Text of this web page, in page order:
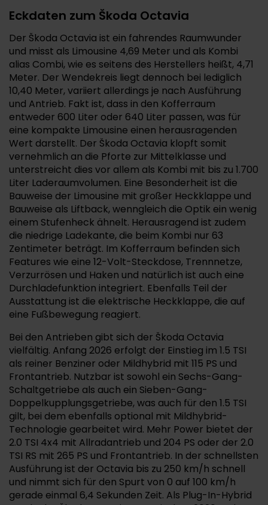
Eckdaten zum Škoda Octavia
Der Škoda Octavia ist ein fahrendes Raumwunder
und misst als Limousine 4,69 Meter und als Kombi
alias Combi, wie es seitens des Herstellers heißt, 4,71
Meter. Der Wendekreis liegt dennoch bei lediglich
10,40 Meter, variiert allerdings je nach Ausführung
und Antrieb. Fakt ist, dass in den Kofferraum
entweder 600 Liter oder 640 Liter passen, was für
eine kompakte Limousine einen herausragenden
Wert darstellt. Der Škoda Octavia klopft somit
vernehmlich an die Pforte zur Mittelklasse und
unterstreicht dies vor allem als Kombi mit bis zu 1.700
Liter Laderaumvolumen. Eine Besonderheit ist die
Bauweise der Limousine mit großer Heckklappe und
Bauweise als Liftback, wenngleich die Optik ein wenig
einem Stufenheck ähnelt. Herausragend ist zudem
die niedrige Ladekante, die beim Kombi nur 63
Zentimeter beträgt. Im Kofferraum befinden sich
Features wie eine 12-Volt-Steckdose, Trennnetze,
Verzurrösen und Haken und natürlich ist auch eine
Durchladefunktion integriert. Ebenfalls Teil der
Ausstattung ist die elektrische Heckklappe, die auf
eine Fußbewegung reagiert.
Bei den Antrieben gibt sich der Škoda Octavia
vielfältig. Anfang 2026 erfolgt der Einstieg im 1.5 TSI
als reiner Benziner oder Mildhybrid mit 115 PS und
Frontantrieb. Nutzbar ist sowohl ein Sechs-Gang-
Schaltgetriebe als auch ein Sieben-Gang-
Doppelkupplungsgetriebe, was auch für den 1.5 TSI
gilt, bei dem ebenfalls optional mit Mildhybrid-
Technologie gearbeitet wird. Mehr Power bietet der
2.0 TSI 4x4 mit Allradantrieb und 204 PS oder der 2.0
TSI RS mit 265 PS und Frontantrieb. In der schnellsten
Ausführung ist der Octavia bis zu 250 km/h schnell
und nimmt sich für den Spurt von 0 auf 100 km/h
gerade einmal 6,4 Sekunden Zeit. Als Plug-In-Hybrid